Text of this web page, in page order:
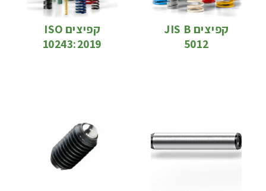
קפיצים JIS B
5012
קפיצים ISO
10243:2019